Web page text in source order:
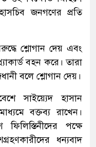
জনগণের প্রতি
শ্লোগান দেয় এবং
বহন করে। তারা
বলে শ্লোগান দেয়।
সাইয়্যেদ হাসান
বক্তব্য রাখেন।
পক্ষে
ধন্যবাদ